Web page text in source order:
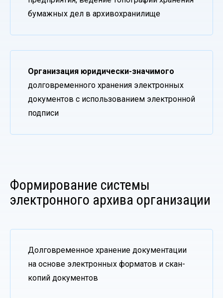
бумажных дел в архивохранилище
Организация юридически-значимого
долговременного хранения электронных
документов с использованием электронной
подписи
Формирование системы
электронного архива организации
Долговременное хранение документации
на основе электронных форматов и скан-
копий документов